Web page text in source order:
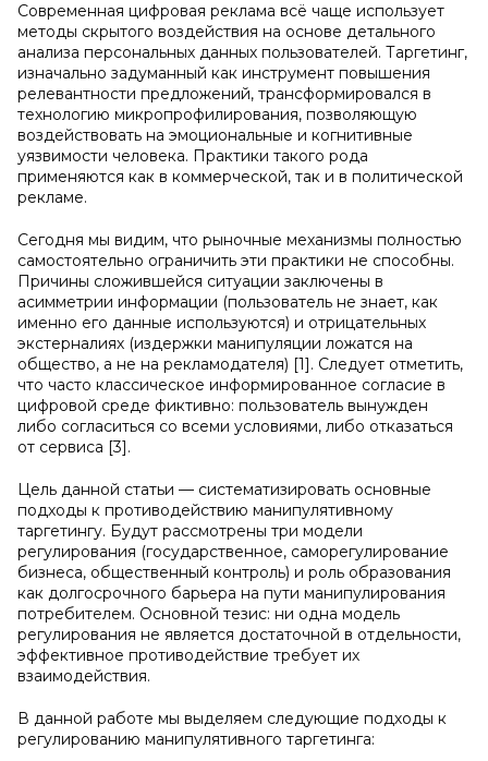
Современная цифровая реклама всё чаще использует
методы скрытого воздействия на основе детального
анализа персональных данных пользователей. Таргетинг,
изначально задуманный как инструмент повышения
релевантности предложений, трансформировался в
технологию микропрофилирования, позволяющую
воздействовать на эмоциональные и когнитивные
уязвимости человека. Практики такого рода
применяются как в коммерческой, так и в политической
рекламе.
Сегодня мы видим, что рыночные механизмы полностью
самостоятельно ограничить эти практики не способны.
Причины сложившейся ситуации заключены в
асимметрии информации (пользователь не знает, как
именно его данные используются) и отрицательных
экстерналиях (издержки манипуляции ложатся на
общество, а не на рекламодателя) [1]. Следует отметить,
что часто классическое информированное согласие в
цифровой среде фиктивно: пользователь вынужден
либо согласиться со всеми условиями, либо отказаться
от сервиса [3].
Цель данной статьи — систематизировать основные
подходы к противодействию манипулятивному
таргетингу. Будут рассмотрены три модели
регулирования (государственное, саморегулирование
бизнеса, общественный контроль) и роль образования
как долгосрочного барьера на пути манипулирования
потребителем. Основной тезис: ни одна модель
регулирования не является достаточной в отдельности,
эффективное противодействие требует их
взаимодействия.
В данной работе мы выделяем следующие подходы к
регулированию манипулятивного таргетинга: